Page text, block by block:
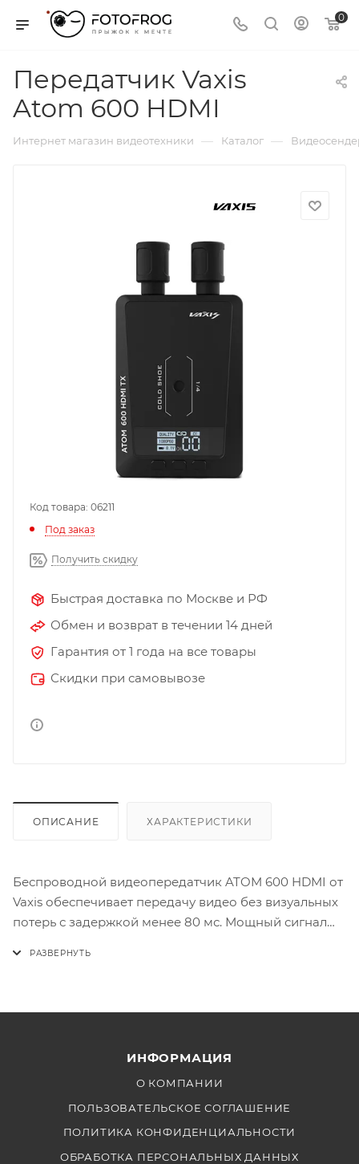
0
Передатчик Vaxis
Atom 600 HDMI
Интернет магазин видеотехники — Каталог —
Код товара: 06211
Под заказ
Получить скидку
Быстрая доставка по Москве и РФ
Обмен и возврат в течении 14 дней
Гарантия от 1 года на все товары
Скидки при самовывозе
ОПИСАНИЕ ХАРАКТЕРИСТИКИ
Беспроводной видеопередатчик ATOM 600 HDMI от
Vaxis обеспечивает передачу видео без визуальных
потерь с задержкой менее 80 мс. Мощный сигнал
включать и выключать для предотвращения
нежелательного шума во время работы.
ИНФОРМАЦИЯ
О КОМПАНИИ
ПОЛЬЗОВАТЕЛЬСКОЕ СОГЛАШЕНИЕ
ПОЛИТИКА КОНФИДЕНЦИАЛЬНОСТИ
ОБРАБОТКА ПЕРСОНАЛЬНЫХ ДАННЫХ